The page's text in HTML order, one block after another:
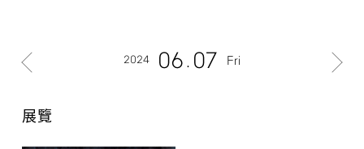
2024 06 07 Fri
展覽